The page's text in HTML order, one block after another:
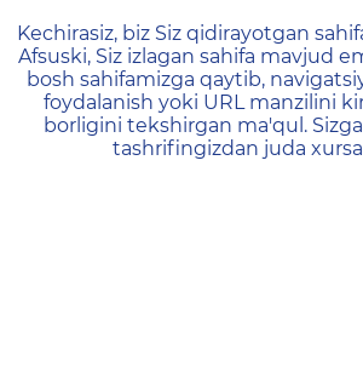
404 —
Kechirasiz, biz Siz qidirayotgan
Afsuski, Siz izlagan sahifa mavjud
bosh sahifamizga qaytib,
foydalanish yoki URL manzilini
borligini tekshirgan ma'qul.
tashrifingizdan juda